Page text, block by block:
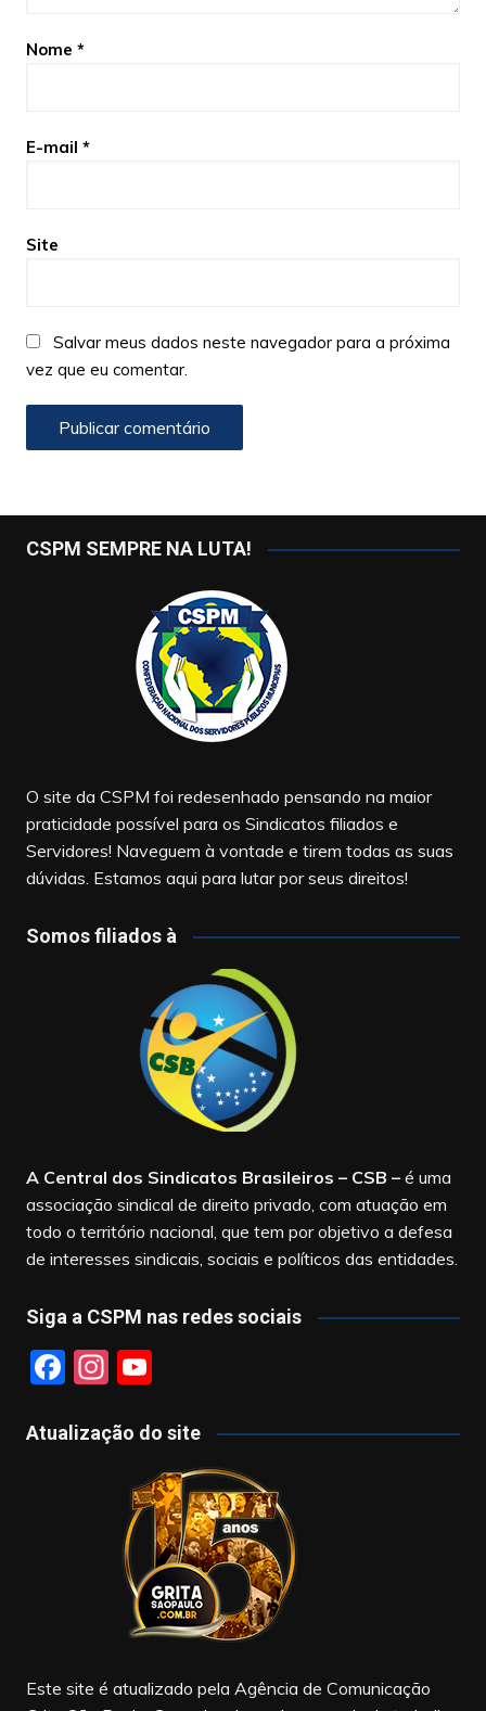
Nome *
E-mail *
Site
Salvar meus dados neste navegador para a próxima
vez que eu comentar.
CSPM SEMPRE NA LUTA!
O site da CSPM foi redesenhado pensando na maior
praticidade possível para os Sindicatos filiados e
Servidores! Naveguem à vontade e tirem todas as suas
dúvidas. Estamos aqui para lutar por seus direitos!
Somos filiados à
A Central dos Sindicatos Brasileiros – CSB –é uma
associação sindical de direito privado, com atuação em
todo o território nacional, que tem por objetivo a defesa
de interesses sindicais, sociais e políticos das entidades.
Siga a CSPM nas redes sociais
F
c
In
a
m
Y
u
T
u
b
e
Atualização do site
Este site é atualizado pela Agência de Comunicação